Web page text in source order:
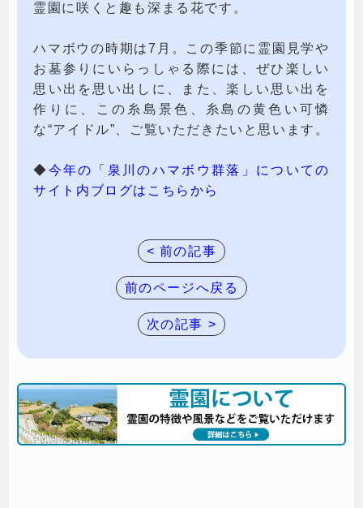
霊園に咲くと趣も深まる花です。
ハマボウの時期は7月。この季節に霊園見学や
お墓参りにいらっしゃる際には、ぜひ楽しい
思い出を思い出しに、また、楽しい思い出を
作りに、この糸島景色、糸島の黄色い可憐
な“アイドル”、ご覧いただきたいと思います。
◆今年の「泉川のハマボウ群落」についての
サイト内ブログはこちらから
< 前の記事
前のページへ戻る
次の記事 >